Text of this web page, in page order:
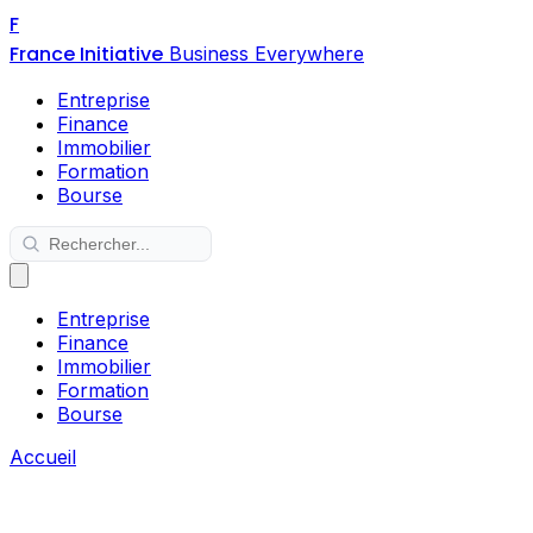
F
France Initiative Business Everywhere
Entreprise
Finance
Immobilier
Formation
Bourse
Entreprise
Finance
Immobilier
Formation
Bourse
Accueil